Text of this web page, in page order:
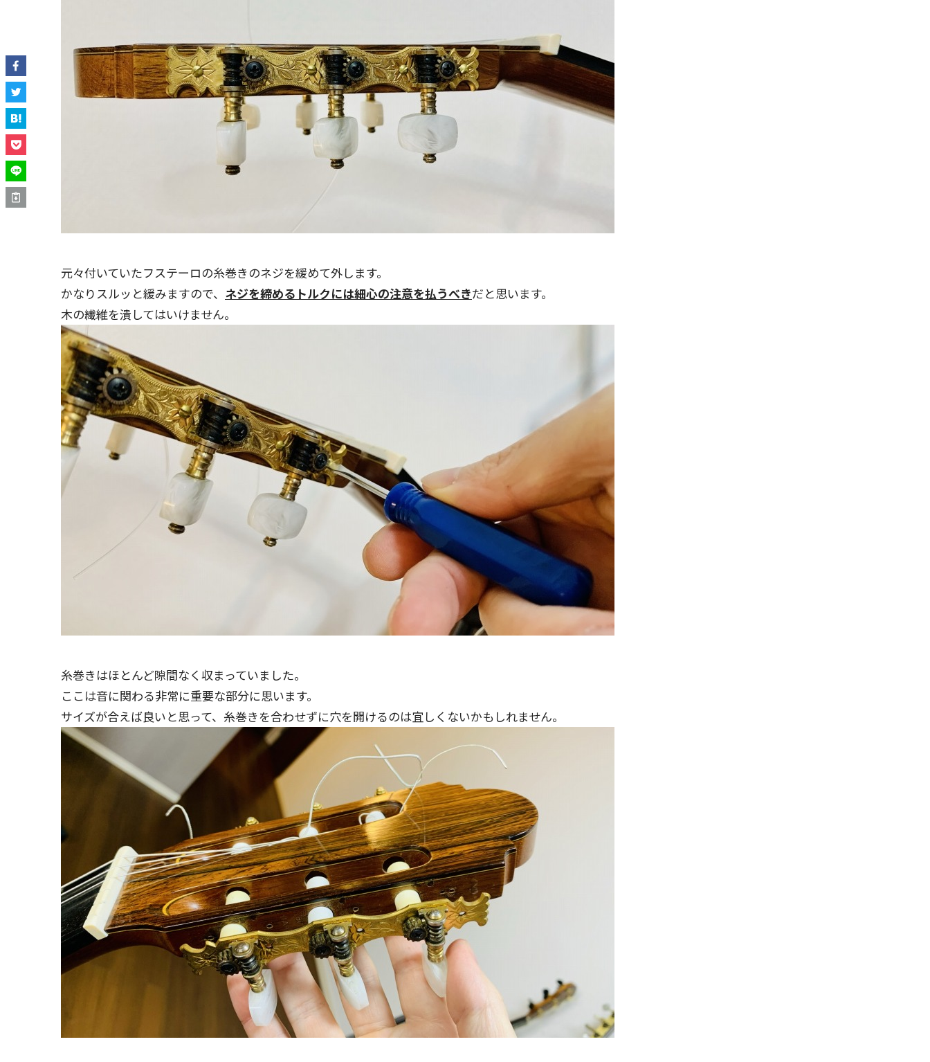
元々付いていたフステーロの糸巻きのネジを緩めて外します。
かなりスルッと緩みますので、 ネジを締めるトルクには細心の注意を払うべきだと思います。
木の繊維を潰してはいけません。
糸巻きはほとんど隙間なく収まっていました。
ここは音に関わる非常に重要な部分に思います。
サイズが合えば良いと思って、糸巻きを合わせずに穴を開けるのは宜しくないかもしれません。